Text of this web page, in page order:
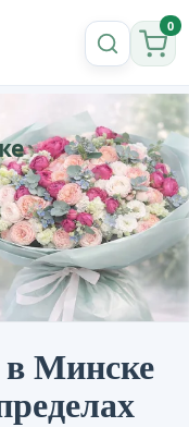
0
в Минске